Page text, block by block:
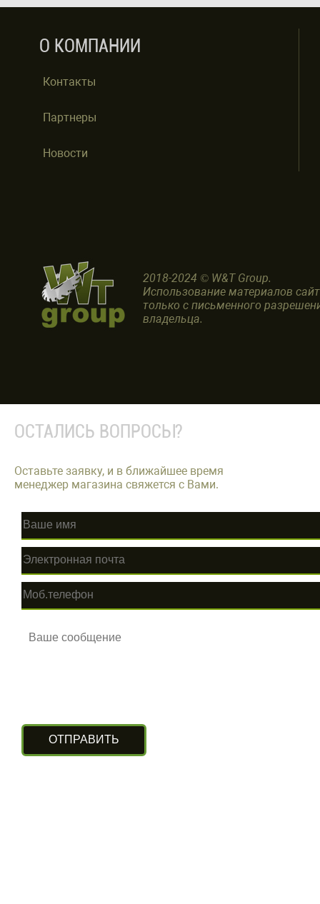
О КОМПАНИИ
Контакты
Партнеры
Новости
2018-2024 © W&T Group.
Использование материалов
только с письменного
владельца.
ОСТАЛИСЬ ВОПРОСЫ?
Оставьте заявку, и в ближайшее время
менеджер магазина свяжется с Вами.